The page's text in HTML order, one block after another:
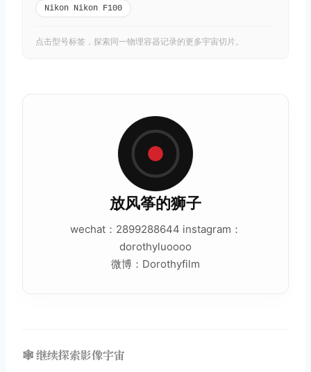
Nikon Nikon F100
点击型号标签，探索同一物理容器记录的更多宇宙切片。
放风筝的狮子
wechat：2899288644 instagram：
dorothyluoooo
微博：Dorothyfilm
🕸️ 继续探索影像宇宙